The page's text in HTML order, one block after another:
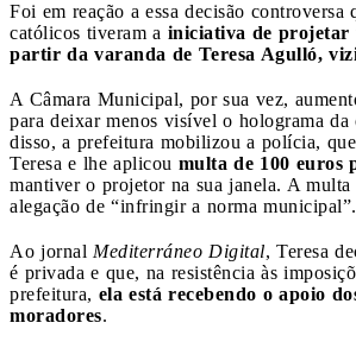
Foi em reação a essa decisão controversa
católicos tiveram a iniciativa de projetar
partir da varanda de Teresa Agulló,
A Câmara Municipal, por sua vez,
para deixar menos visível o holograma
disso, a prefeitura mobilizou a polícia, que
Teresa e lhe aplicou multa de 100 euros
mantiver o projetor na sua janela. A multa
alegação de “infringir a norma municipal”.
Ao jornal Mediterráneo Digital, Teresa
é privada e que, na resistência às
prefeitura, ela está recebendo o apoio
moradores.